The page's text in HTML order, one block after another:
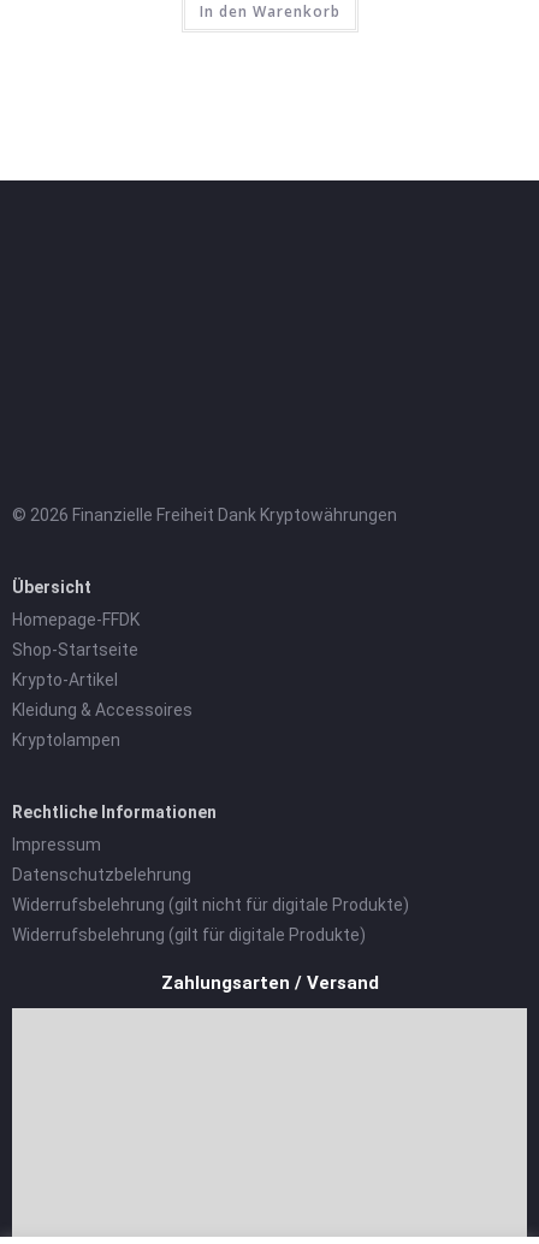
In den Warenkorb
© 2026 Finanzielle Freiheit Dank Kryptowährungen
Übersicht
Homepage-FFDK
Shop-Startseite
Krypto-Artikel
Kleidung & Accessoires
Kryptolampen
Rechtliche Informationen
Impressum
Datenschutzbelehrung
Widerrufsbelehrung (gilt nicht für digitale Produkte)
Widerrufsbelehrung (gilt für digitale Produkte)
Zahlungsarten / Versand